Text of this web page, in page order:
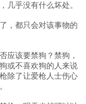
几乎没有什么坏处。
，都只会对该事物的
应该要禁狗？禁狗，
或不喜欢狗的人来说
除了让爱枪人士伤心